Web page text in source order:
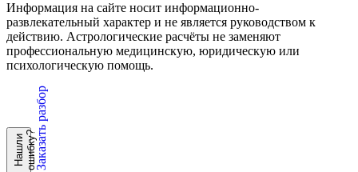
Информация на сайте носит информационно-
развлекательный характер и не является руководством к
действию. Астрологические расчёты не заменяют
профессиональную медицинскую, юридическую или
психологическую помощь.
Н
а
ш
л
и
о
ш
и
б
к
у?Заказать разбор